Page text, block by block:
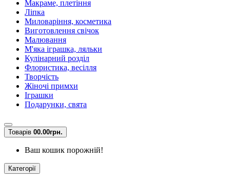
Макраме, плетіння
Ліпка
Миловаріння, косметика
Виготовлення свічок
Малювання
М'яка іграшка, ляльки
Кулінарний розділ
Флористика, весілля
Творчість
Жіночі примхи
Іграшки
Подарунки, свята
Товарів 00.00грн.
Ваш кошик порожній!
Категорії